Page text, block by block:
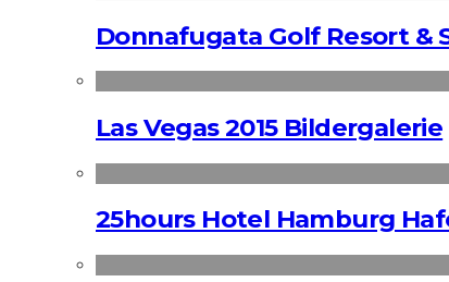
Donnafugata Golf Resort &
Las Vegas 2015 Bildergalerie
25hours Hotel Hamburg